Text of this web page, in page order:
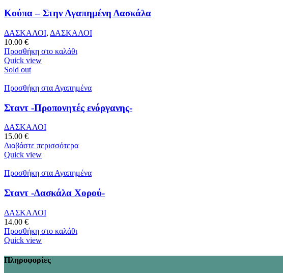
Κούπα – Στην Αγαπημένη Δασκάλα
ΔΑΣΚΑΛΟΙ, ΔΑΣΚΑΛΟΙ
10.00 €
Προσθήκη στο καλάθι
Quick view
Sold out
Προσθήκη στα Αγαπημένα
Σταντ -Προπονητές ενόργανης-
ΔΑΣΚΑΛΟΙ
15.00 €
Διαβάστε περισσότερα
Quick view
Προσθήκη στα Αγαπημένα
Σταντ -Δασκάλα Χορού-
ΔΑΣΚΑΛΟΙ
14.00 €
Προσθήκη στο καλάθι
Quick view
Πληροφορίες